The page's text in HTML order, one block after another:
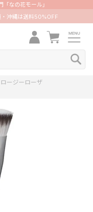
なの花モール」
沖縄は送料50%OFF
ージーローザ